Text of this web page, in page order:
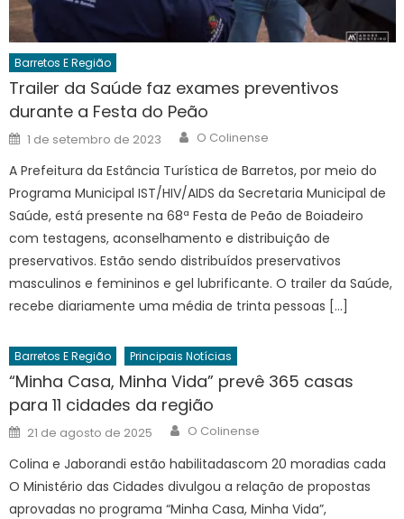
Barretos E Região
Trailer da Saúde faz exames preventivos
durante a Festa do Peão
Posted
on
1 de setembro de 2023 Author
O Colinense
A Prefeitura da Estância Turística de Barretos, por meio do
Programa Municipal IST/HIV/AIDS da Secretaria Municipal de
Saúde, está presente na 68ª Festa de Peão de Boiadeiro
com testagens, aconselhamento e distribuição de
preservativos. Estão sendo distribuídos preservativos
masculinos e femininos e gel lubrificante. O trailer da Saúde,
recebe diariamente uma média de trinta pessoas […]
Barretos E Região Principais Notícias
“Minha Casa, Minha Vida” prevê 365 casas
para 11 cidades da região
Posted
on
21 de agosto de 2025 Author
O Colinense
Colina e Jaborandi estão habilitadascom 20 moradias cada
O Ministério das Cidades divulgou a relação de propostas
aprovadas no programa “Minha Casa, Minha Vida”,